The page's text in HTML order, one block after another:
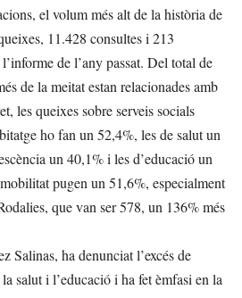
el volum més alt de la història de
11.428 consultes i 213
de l’any passat. Del total de
de la meitat estan relacionades amb
les queixes sobre serveis socials
ho fan un 52,4%, les de salut un
un 40,1% i les d’educació un
pugen un 51,6%, especialment
que van ser 578, un 136% més
Salinas, ha denunciat l’excés de
salut i l’educació i ha fet èmfasi en la